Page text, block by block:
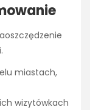
miastach,
wizytówkach